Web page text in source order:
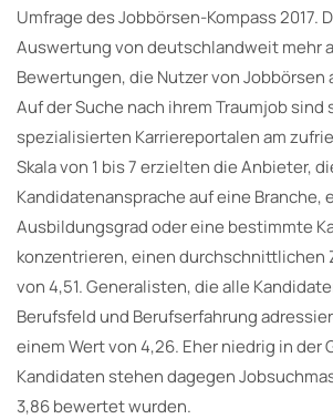
Umfrage des Jobbörsen-Kompass 2017.
Auswertung von deutschlandweit mehr
Bewertungen, die Nutzer von Jobbörsen
Auf der Suche nach ihrem Traumjob sind
spezialisierten Karriereportalen am
Skala von 1 bis 7 erzielten die Anbieter,
Kandidatenansprache auf eine Branche,
Ausbildungsgrad oder eine bestimmte
konzentrieren, einen durchschnittlichen
von 4,51. Generalisten, die alle
Berufsfeld und Berufserfahrung
einem Wert von 4,26. Eher niedrig in der
Kandidaten stehen dagegen
3,86 bewertet wurden.